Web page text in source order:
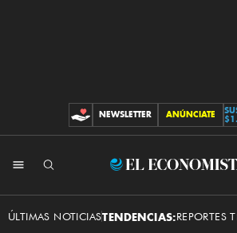
CONTRIBUCIONES
NEWSLETTER ANÚNCIATE
El
ÚLTIMAS NOTICIASTENDENCIAS:REPORTES